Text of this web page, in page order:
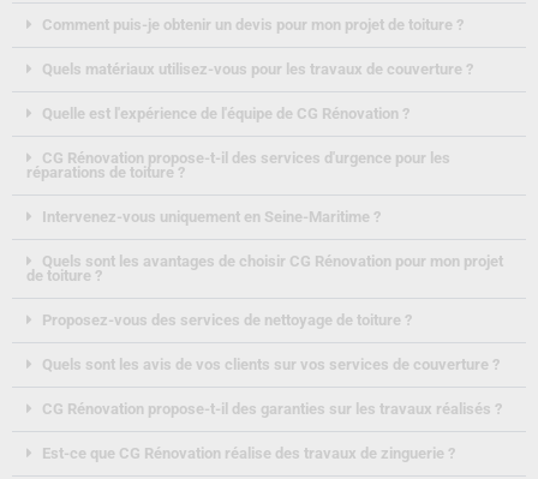
Comment puis-je obtenir un devis pour mon projet de toiture ?
Quels matériaux utilisez-vous pour les travaux de couverture ?
Quelle est l'expérience de l'équipe de CG Rénovation ?
CG Rénovation propose-t-il des services d'urgence pour les
réparations de toiture ?
Intervenez-vous uniquement en Seine-Maritime ?
Quels sont les avantages de choisir CG Rénovation pour mon projet
de toiture ?
Proposez-vous des services de nettoyage de toiture ?
Quels sont les avis de vos clients sur vos services de couverture ?
CG Rénovation propose-t-il des garanties sur les travaux réalisés ?
Est-ce que CG Rénovation réalise des travaux de zinguerie ?